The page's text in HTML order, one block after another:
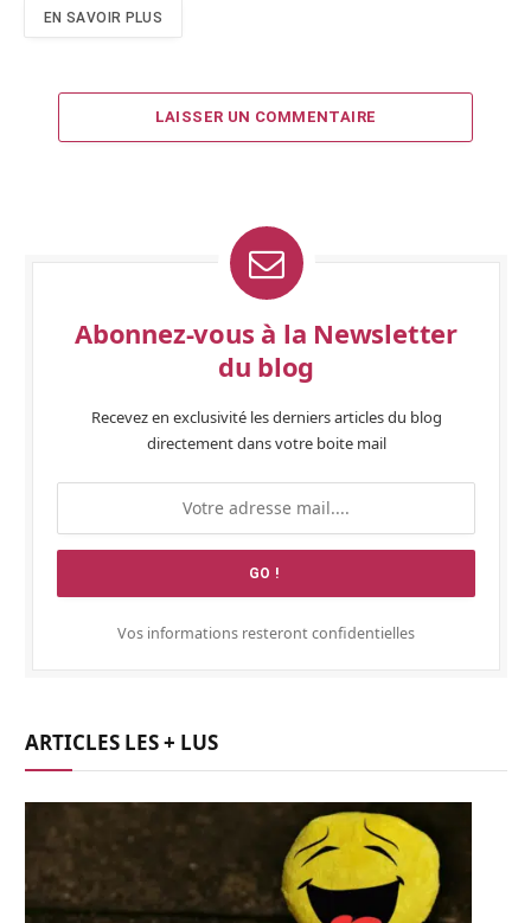
EN SAVOIR PLUS
LAISSER UN COMMENTAIRE
Abonnez-vous à la Newsletter
du blog
Recevez en exclusivité les derniers articles du blog
directement dans votre boite mail
Vos informations resteront confidentielles
ARTICLES LES + LUS